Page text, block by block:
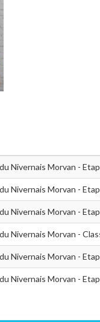
Nivernais Morvan -
Nivernais Morvan -
Nivernais Morvan -
Nivernais Morvan -
Nivernais Morvan -
Nivernais Morvan -